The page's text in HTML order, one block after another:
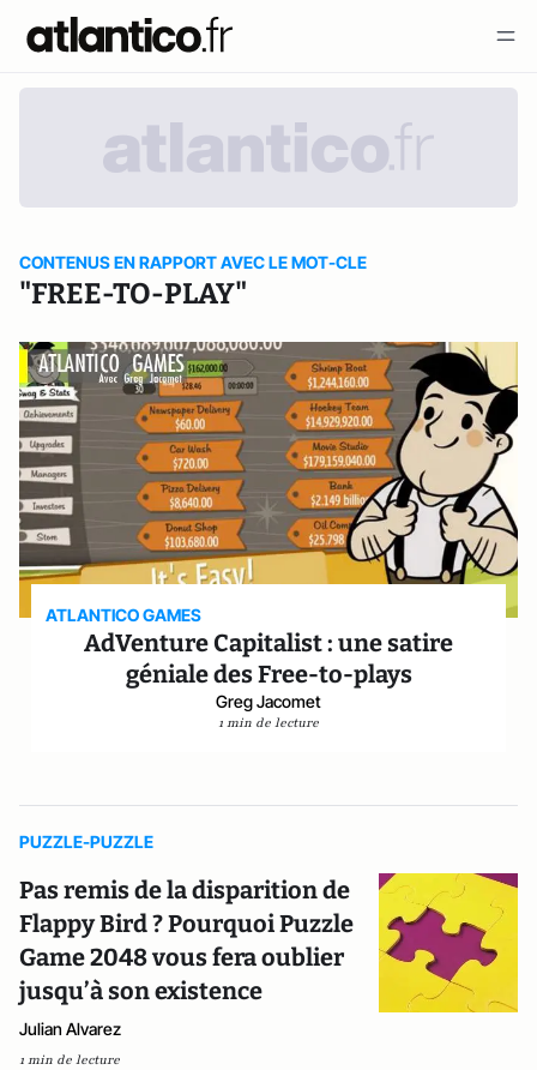
CONTENUS EN RAPPORT AVEC LE MOT-CLE
"FREE-TO-PLAY"
ATLANTICO GAMES
AdVenture Capitalist : une satire
géniale des Free-to-plays
Greg Jacomet
1 min de lecture
PUZZLE-PUZZLE
Pas remis de la disparition de
Flappy Bird ? Pourquoi Puzzle
Game 2048 vous fera oublier
jusqu’à son existence
Julian Alvarez
1 min de lecture